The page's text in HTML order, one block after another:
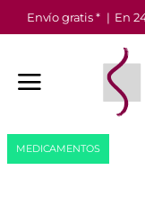
Saltar
al
Envío gratis * | En
MEDICAMENTOS